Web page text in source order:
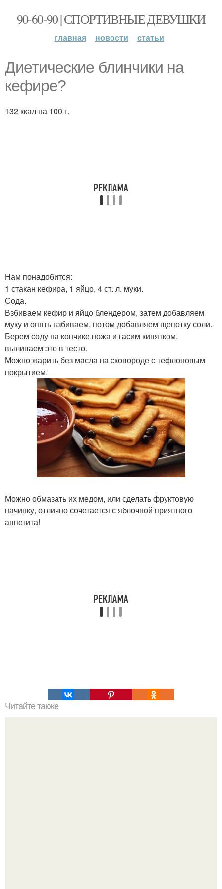
90-60-90 | СПОРТИВНЫЕ ДЕВУШКИ
главная новости статьи
Диетические блинчики на
кефире?
132 ккал на 100 г.
Нам понадобится:
1 стакан кефира, 1 яйцо, 4 ст. л. муки.
Сода.
Взбиваем кефир и яйцо блендером, затем добавляем
муку и опять взбиваем, потом добавляем щепотку соли.
Берем соду на кончике ножа и гасим кипятком,
выливаем это в тесто.
Можно жарить без масла на сковороде с тефлоновым
покрытием.
Можно обмазать их медом, или сделать фруктовую
начинку, отлично сочетается с яблочной приятного
аппетита!
Читайте также